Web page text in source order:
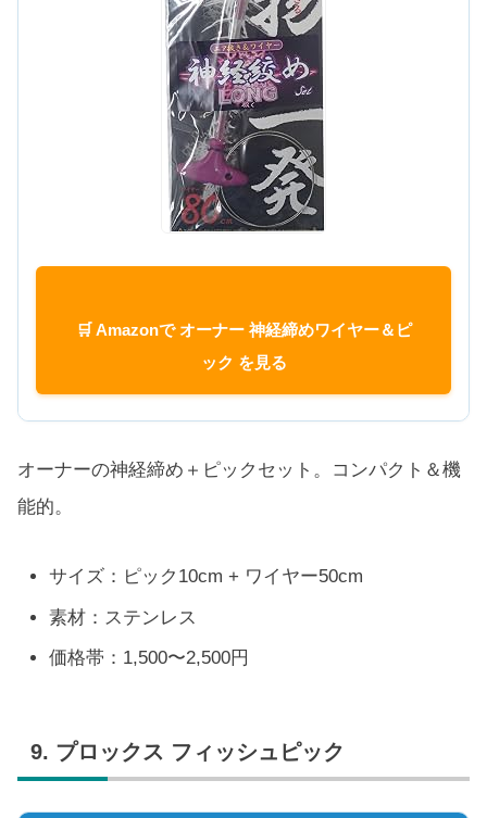
🛒 Amazonで オーナー 神経締めワイヤー＆ピ
ック を見る
オーナーの神経締め＋ピックセット。コンパクト＆機
能的。
サイズ：ピック10cm + ワイヤー50cm
素材：ステンレス
価格帯：1,500〜2,500円
9. プロックス フィッシュピック